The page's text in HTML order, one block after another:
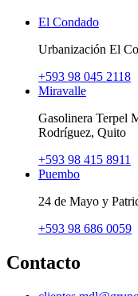
El Condado
Urbanización El
+593 98 045 2118
Miravalle
Gasolinera Terpel
Rodríguez, Quito
+593 98 415 8911
Puembo
24 de Mayo y
+593 98 686 0059
Contacto